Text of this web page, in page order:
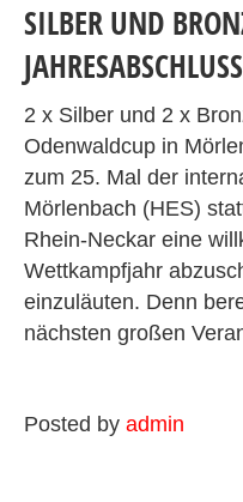
SILBER UND
JAHRESABSCHLUSS
2 x Silber und 2 x
Odenwaldcup in
zum 25. Mal der
Mörlenbach (HES)
Rhein-Neckar eine
Wettkampfjahr
einzuläuten. Denn
nächsten großen
Posted by admin